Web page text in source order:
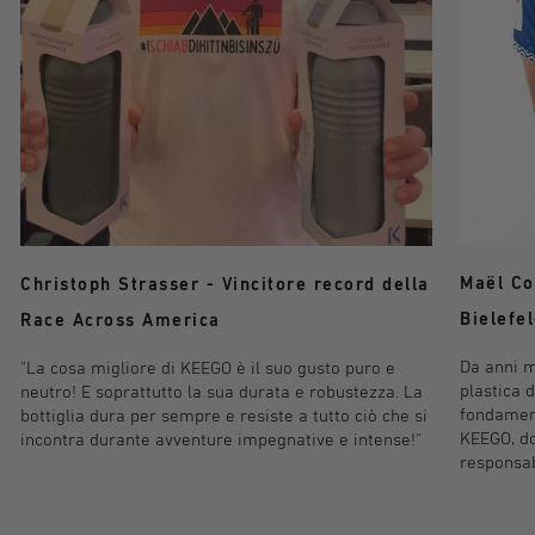
Christoph Strasser - Vincitore record della
Race Across America
"La cosa migliore di KEEGO è il suo gusto puro e
neutro! E soprattutto la sua durata e robustezza. La
bottiglia dura per sempre e resiste a tutto ciò che si
incontra durante avventure impegnative e intense!"
Maël
Da anni
plastica
KEEGO,